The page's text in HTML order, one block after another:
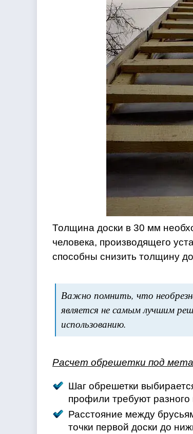
Толщина доски в 30 мм
человека, производящего
способны снизить толщину
Важно помнить, что
является не самым лучшим
использованию.
Расчет обрешетки под
Шаг обрешетки
профили требуют разного
Расстояние между
точки первой доски до